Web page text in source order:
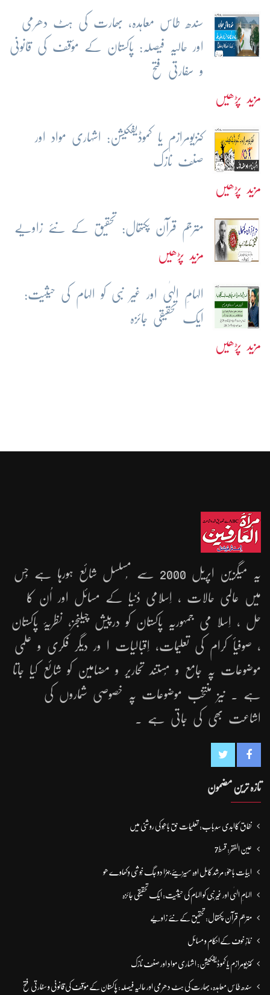
سندھ طاس معاہدہ، بھارت کی ہٹ دھرمی
اور حالیہ فیصلہ: پاکستان کے مؤقف کی قانونی
و سفارتی فتح
مزید پڑھیں
کنزیومرازم یا کموڈیفکیشن: اشہاری مواد اور
صنف نازک
مزید پڑھیں
مترجم قرآن پکتھال: تحقیق کے نئے زاویے
مزید پڑھیں
الہامِ الہٰی اور غیر نبی کو الہام کی حیثیت:
ایک تحقیقی جائزہ
مزید پڑھیں
یہ میگزین اپریل 2000 سے مُسلسل شائع ہورہا ہے جِس
میں عالمی حالات ، اِسلامی دُنیا کے مسائل اور اُن کا
حل ، اِسلا می جمہوریّہ پاکستان کو درپیش چیلنجز، نظریۂ پاکستان
، صوفیأ کرام کی تعلیمات، اِقبالیات ا ور دیگر فکری و علمی
موضوعات پہ جامع و مُستند تحاریر و مضامین کو شائع کیا جاتا
ہے ۔ نیز منتخب موضوعات پہ خصوصی شماروں کی
اشاعت بھی کی جاتی ہے ۔
تازہ ترین مضمون
نفاق کاابدی سدِباب: تعلیمات حق باھُو کی روشنی میں
عین الفقر: قسط7
ابیات باھوؒ: مُرشد کامِل اوہ سہیڑیئے جہڑا دو جگ خُوشی وِکھاوے ھو
الہامِ الہٰی اور غیر نبی کو الہام کی حیثیت: ایک تحقیقی جائزہ
مترجم قرآن پکتھال: تحقیق کے نئے زاویے
نمازِ خوف کےاحکام و مسائل
کنزیومرازم یا کموڈیفکیشن: اشہاری مواد اور صنف نازک
سندھ طاس معاہدہ، بھارت کی ہٹ دھرمی اور حالیہ فیصلہ: پاکستان کے مؤقف کی قانونی و سفارتی فتح